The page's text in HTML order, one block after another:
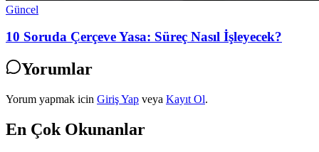
Güncel
10 Soruda Çerçeve Yasa: Süreç Nasıl İşleyecek?
Yorumlar
Yorum yapmak icin Giriş Yap veya Kayıt Ol.
En Çok Okunanlar